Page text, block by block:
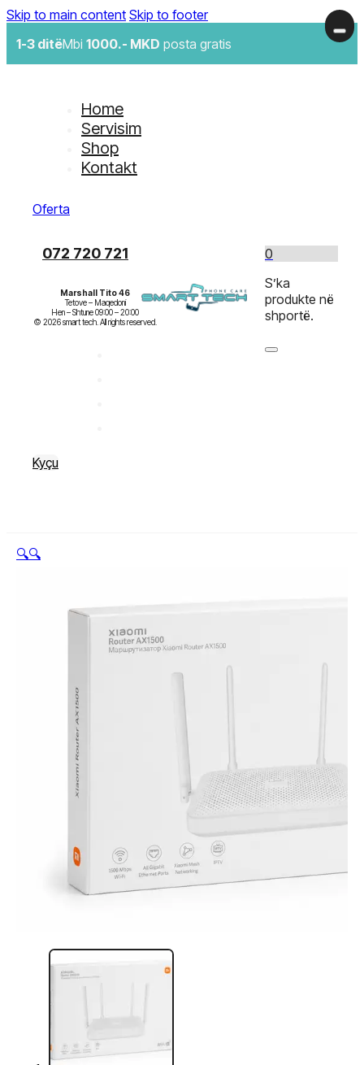
Skip to main content Skip to footer
1-3 ditëMbi 1000.- MKD posta gratis
Home
Servisim
Shop
Kontakt
Oferta
072 720 721
Marshall Tito 46
Tetove – Maqedoni
Hen – Shtune 09:00 – 20:00
Kyçu
0
S’ka
produkte në
shportë.
🔍🔍